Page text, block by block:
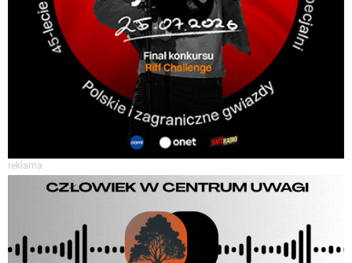
reklama